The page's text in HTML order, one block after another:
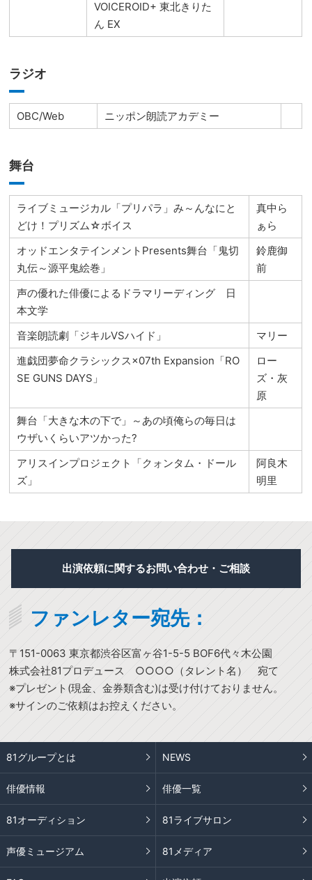
VOICEROID+ 東北きりた
ん EX
ラジオ
OBC/Web ニッポン朗読アカデミー
舞台
ライブミュージカル「プリパラ」み～んなにと
どけ！プリズム☆ボイス
真中ら
ぁら
オッドエンタテインメントPresents舞台「鬼切
丸伝～源平鬼絵巻」
鈴鹿御
前
声の優れた俳優によるドラマリーディング 日
本文学
音楽朗読劇「ジキルVSハイド」
マリー
進戯団夢命クラシックス×07th Expansion「RO
SE GUNS DAYS」
ロー
ズ・灰
原
舞台「大きな木の下で」～あの頃俺らの毎日は
ウザいくらいアツかった?
アリスインプロジェクト「クォンタム・ドール
ズ」
阿良木
明里
出演依頼に関するお問い合わせ・ご相談
ファンレター宛先：
〒151-0063 東京都渋谷区富ヶ谷1-5-5 BOF6代々木公園
株式会社81プロデュース ○○○○（タレント名） 宛て
※プレゼント(現金、金券類含む)は受け付けておりません。
※サインのご依頼はお控えください。
81グループとは NEWS
俳優情報 俳優一覧
81オーディション 81ライブサロン
声優ミュージアム 81メディア